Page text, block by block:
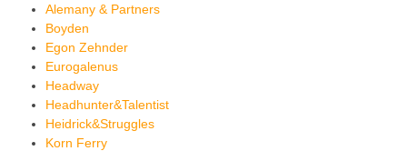
Alemany & Partners
Boyden
Egon Zehnder
Eurogalenus
Headway
Headhunter&Talentist
Heidrick&Struggles
Korn Ferry